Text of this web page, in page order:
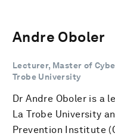
Andre Oboler
Lecturer, Master of
Trobe University
Dr Andre Oboler is a
La Trobe University
Prevention Institute